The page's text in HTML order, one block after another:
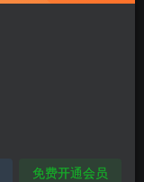
免费开通会员